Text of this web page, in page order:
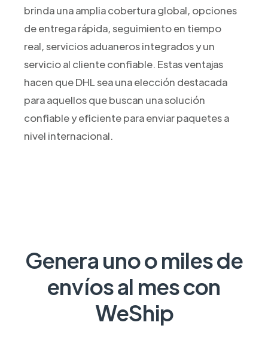
brinda una amplia cobertura global, opciones
de entrega rápida, seguimiento en tiempo
real, servicios aduaneros integrados y un
servicio al cliente confiable. Estas ventajas
hacen que DHL sea una elección destacada
para aquellos que buscan una solución
confiable y eficiente para enviar paquetes a
nivel internacional.
Genera uno o miles de
envíos al mes con
WeShip